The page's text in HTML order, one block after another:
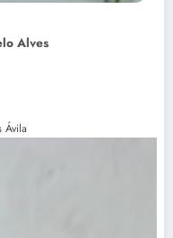
Alves
Ávila